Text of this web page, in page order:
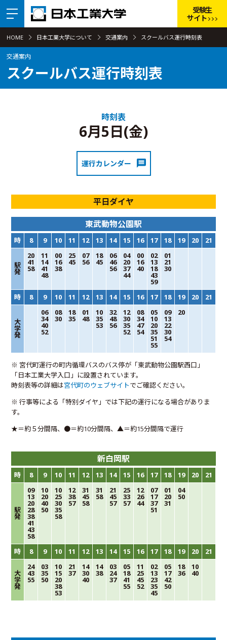
受験生
サイト
HOME 日本工業大学について 交通案内 スクールバス運行時刻表
交通案内
スクールバス運行時刻表
時刻表
6月5日(金)
運行カレンダー
平日ダイヤ
東武動物公園駅
時 8 9 10 11 12 13 14 15 16 17 18 19 20 21
駅
発
20
41
58
11
14
41
48
00
16
38
25
45
07
56
18
45
06
46
56
04
20
37
44
00
16
40
02
13
18
43
59
01
21
30
時 8 9 10 11 12 13 14 15 16 17 18 19 20 21
大
学
発
06
34
40
52
08
30
18
35
01
48
10
35
53
32
48
56
12
30
35
52
08
34
47
54
05
10
20
35
51
55
09
13
22
30
54
20
※ 宮代町運行の町内循環バスのバス停が「東武動物公園駅西口」
「日本工業大学入口」に設置されています。
時刻表等の詳細は宮代町のウェブサイトでご確認ください。
※ 行事等による「特別ダイヤ」では下記の運行になる場合がありま
す。
★＝約５分間隔、●＝約10分間隔、▲＝約15分間隔で運行
新白岡駅
時 8 9 10 11 12 13 14 15 16 17 18 19 20 21
駅
発
09
13
20
28
38
41
43
58
10
20
40
50
10
25
30
35
58
12
38
57
31
45
58
31
58
21
45
57
25
33
57
12
26
44
07
17
37
51
01
20
31
04
50
時 8 9 10 11 12 13 14 15 16 17 18 19 20 21
大
学
発
24
43
55
03
35
50
10
15
20
38
53
21
37
14
30
40
14
38
03
24
37
05
18
41
55
11
25
45
52
02
13
23
35
45
05
17
42
50
18
36
10
40